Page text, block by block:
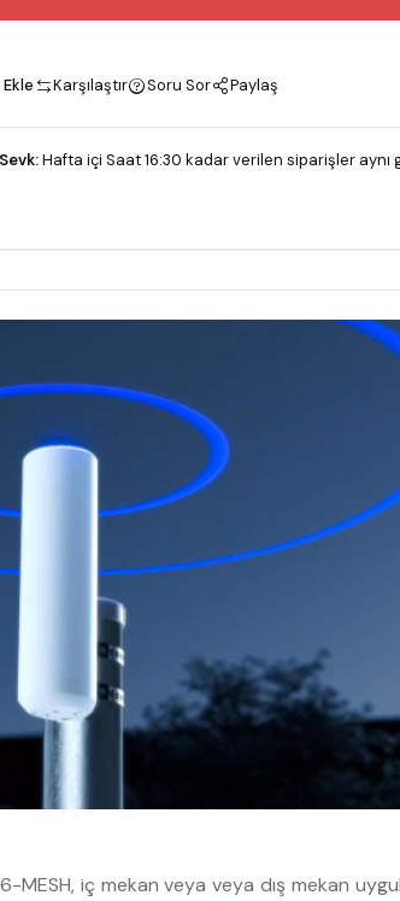
Karşılaştır Soru Sor Paylaş
:Hafta içi Saat 16:30 kadar verilen siparişler aynı
MESH, iç mekan veya veya dış mekan